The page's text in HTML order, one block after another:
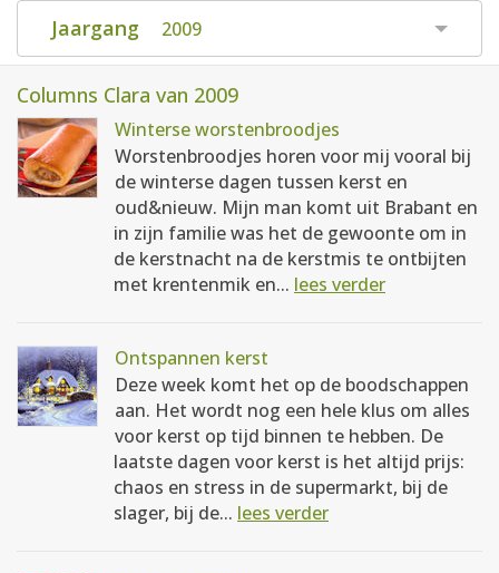
Jaargang 2009
Columns Clara van 2009
Winterse worstenbroodjes
Worstenbroodjes horen voor mij vooral bij
de winterse dagen tussen kerst en
oud&nieuw. Mijn man komt uit Brabant en
in zijn familie was het de gewoonte om in
de kerstnacht na de kerstmis te ontbijten
met krentenmik en... lees verder
Ontspannen kerst
Deze week komt het op de boodschappen
aan. Het wordt nog een hele klus om alles
voor kerst op tijd binnen te hebben. De
laatste dagen voor kerst is het altijd prijs:
chaos en stress in de supermarkt, bij de
slager, bij de... lees verder